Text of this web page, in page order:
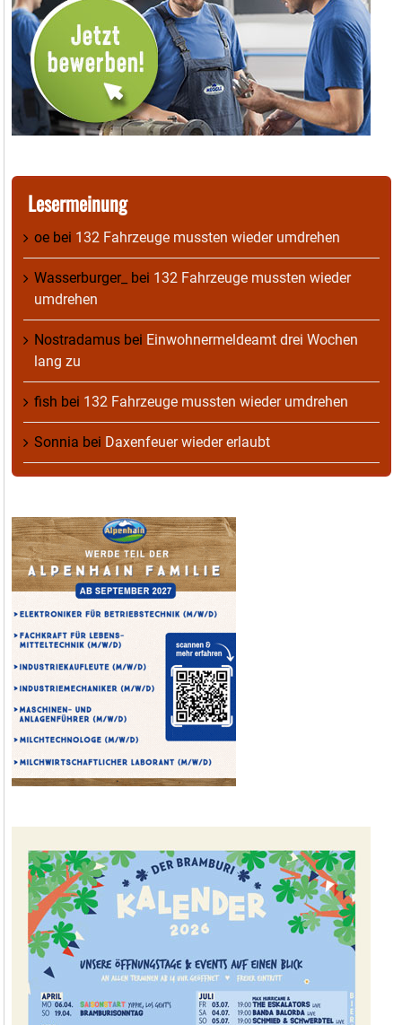
Lesermeinung
oe bei 132 Fahrzeuge mussten wieder umdrehen
Wasserburger_ bei 132 Fahrzeuge mussten wieder
umdrehen
Nostradamus bei Einwohnermeldeamt drei Wochen
lang zu
fish bei 132 Fahrzeuge mussten wieder umdrehen
Sonnia bei Daxenfeuer wieder erlaubt